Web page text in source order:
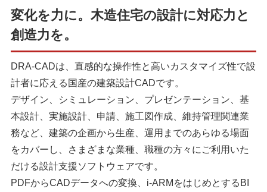
変化を力に。木造住宅の設計に対応力と
創造力を。
DRA-CADは、直感的な操作性と高いカスタマイズ性で設
計者に応える国産の建築設計CADです。
デザイン、シミュレーション、プレゼンテーション、基
本設計、実施設計、申請、施工図作成、維持管理関連業
務など、建築の企画から生産、運用までのあらゆる場面
をカバーし、さまざまな業種、職種の方々にご利用いた
だける設計支援ソフトウェアです。
PDFからCADデータへの変換、i-ARMをはじめとするBI